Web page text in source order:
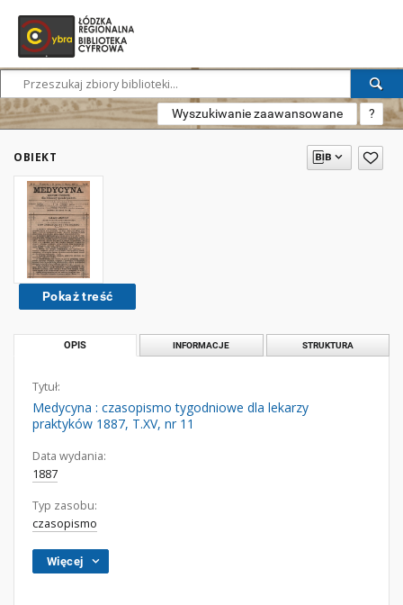
Wyszukiwanie zaawansowane ?
OBIEKT
Pokaż treść
OPIS INFORMACJE STRUKTURA
Tytuł:
Medycyna : czasopismo tygodniowe dla lekarzy
praktyków 1887, T.XV, nr 11
Data wydania:
1887
Typ zasobu:
czasopismo
Więcej